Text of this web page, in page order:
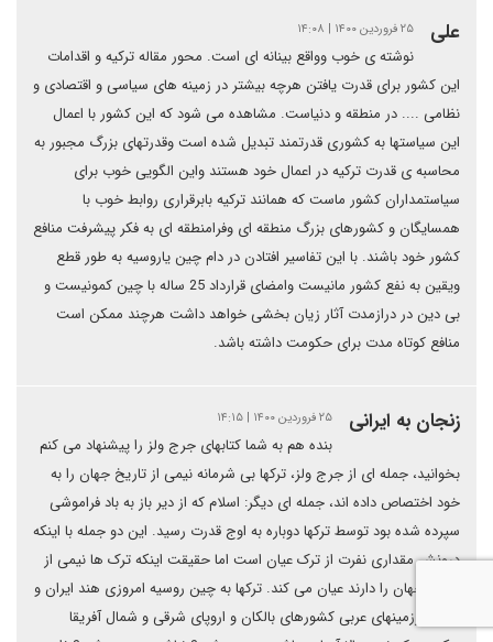
علی ۲۵ فروردین ۱۴۰۰ | ۱۴:۰۸
نوشته ی خوب وواقع بینانه ای است. محور مقاله ترکیه و اقدامات
این کشور برای قدرت یافتن هرچه بیشتر در زمینه های سیاسی و اقتصادی و
نظامی .... در منطقه و دنیاست. مشاهده می شود که این کشور با اعمال
این سیاستها به کشوری قدرتمند تبدیل شده است وقدرتهای بزرگ مجبور به
محاسبه ی قدرت ترکیه در اعمال خود هستند واین الگویی خوب برای
سیاستمداران کشور ماست که همانند ترکیه بابرقراری روابط خوب با
همسایگان و کشورهای بزرگ منطقه ای وفرامنطقه ای به فکر پیشرفت منافع
کشور خود باشند. با این تفاسیر افتادن در دام چین یاروسیه به طور قطع
ویقین به نفع کشور مانیست وامضای قرارداد 25 ساله با چین کمونیست و
بی دین در درازمدت آثار زیان بخشی خواهد داشت هرچند ممکن است
منافع کوتاه مدت برای حکومت داشته باشد.
زنجان به ایرانی ۲۵ فروردین ۱۴۰۰ | ۱۴:۱۵
بنده هم به شما کتابهای جرج ولز را پیشنهاد می کنم
بخوانید، جمله ای از جرج ولز، ترکها بی شرمانه نیمی از تاریخ جهان را به
خود اختصاص داده اند، جمله ای دیگر: اسلام که از دیر باز به باد فراموشی
سپرده شده بود توسط ترکها دوباره به اوج قدرت رسید. این دو جمله با اینکه
درونش مقداری نفرت از ترک عیان است اما حقیقت اینکه ترک ها نیمی از
تاریخ جهان را دارند عیان می کند. ترکها به چین روسیه امروزی هند ایران و
تمام سرزمینهای عربی کشورهای بالکان و اروپای شرقی و شمال آفریقا